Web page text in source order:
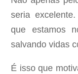
seria
que estamos
salvando vidas
É isso que